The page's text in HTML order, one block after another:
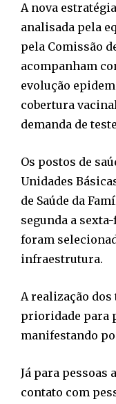
A nova
analisada pela
pela Comissão
acompanham
evolução
cobertura
demanda de
Os postos de
Unidades
de Saúde da
segunda a
foram
infraestrutura.
A realização dos
prioridade para
manifestando
Já para pessoas
contato com